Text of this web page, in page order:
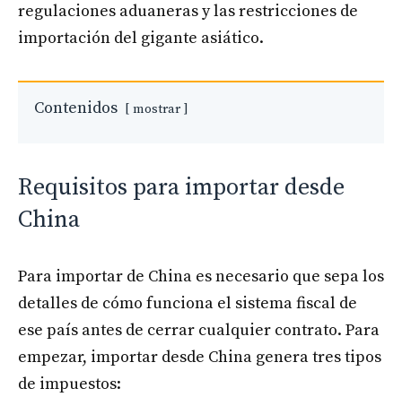
regulaciones aduaneras y las restricciones de
importación del gigante asiático.
Contenidos mostrar
Requisitos para importar desde
China
Para importar de China es necesario que sepa los
detalles de cómo funciona el sistema fiscal de
ese país antes de cerrar cualquier contrato. Para
empezar, importar desde China genera tres tipos
de impuestos: